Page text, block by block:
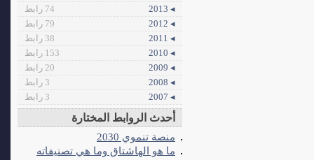
◂ 2013
74 رابط
◂ 2012
79 رابط
◂ 2011
38 رابط
◂ 2010
153 رابط
◂ 2009
20 رابط
◂ 2008
3 رابط
◂ 2007
3 رابط
أحدث الروابط المختارة
منصة تنموي 2030
ما هو الهاشتاق وما هي تصنيفاته